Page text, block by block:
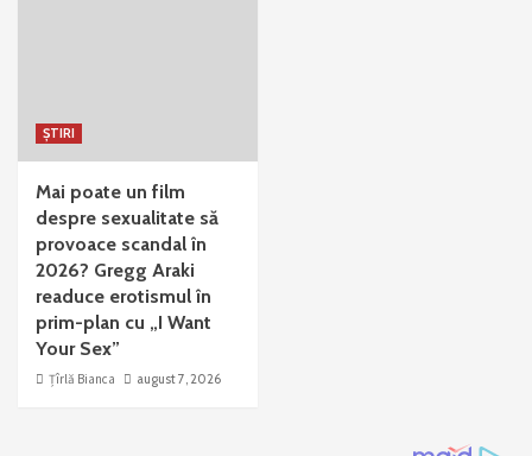
ȘTIRI
Mai poate un film
despre sexualitate să
provoace scandal în
2026? Gregg Araki
readuce erotismul în
prim-plan cu „I Want
Your Sex”
Țîrlă Bianca august 7, 2026